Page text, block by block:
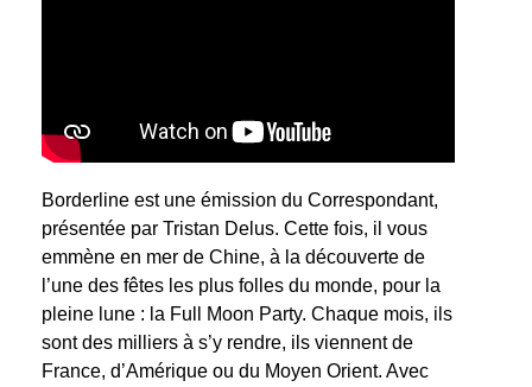
Borderline est une émission du Correspondant,
présentée par Tristan Delus. Cette fois, il vous
emmène en mer de Chine, à la découverte de
l’une des fêtes les plus folles du monde, pour la
pleine lune : la Full Moon Party. Chaque mois, ils
sont des milliers à s’y rendre, ils viennent de
France, d’Amérique ou du Moyen Orient. Avec